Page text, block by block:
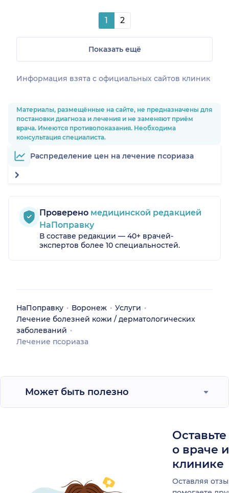
1 2
Показать ещё
Информация взята c официальных сайтов клиник
Материалы, размещённые на сайте, не предназначены для
постановки диагноза и лечения и не заменяют приём
врача. Имеются противопоказания. Необходима
консультация специалиста.
Распределение цен на лечение псориаза
Проверено медицинской редакцией
НаПоправку
В составе редакции — 40+ врачей-
экспертов более 10 специальностей.
НаПоправку Воронеж
Услуги
Лечение болезней кожи / дерматологических
заболеваний
Лечение псориаза
Может быть полезно
о враче
клинике
Оставляя